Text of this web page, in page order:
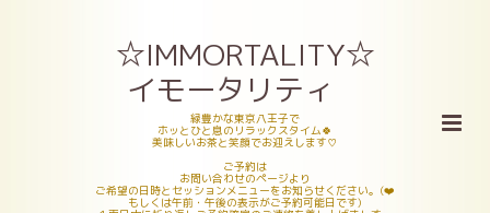
☆IMMORTALITY☆
イモータリティ
緑豊かな東京八王子で
ホッとひと息のリラックスタイム🍀
美味しいお茶と笑顔でお迎えします♡
ご予約は
お問い合わせのページより
ご希望の日時とセッションメニューをお知らせください。(❤️
もしくは午前・午後の表示がご予約可能日です)